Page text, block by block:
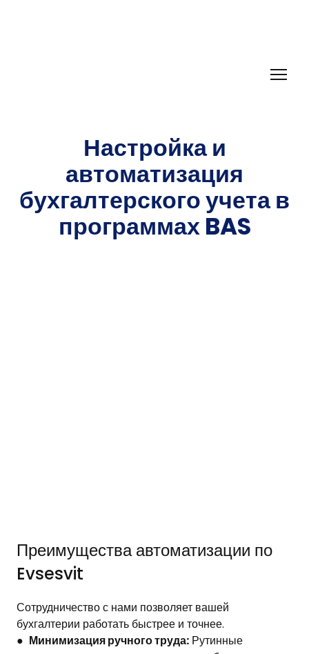
Настройка и
автоматизация
бухгалтерского учета в
программах BAS
Преимущества автоматизации по
Evsesvit
Сотрудничество с нами позволяет вашей
бухгалтерии работать быстрее и точнее.
● Минимизация ручного труда: Рутинные